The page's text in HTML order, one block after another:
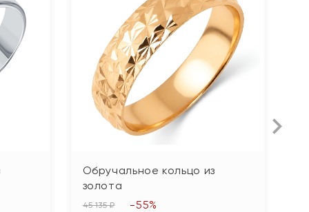
Обручальное кольцо из
золота
45 135 ₽ -55%